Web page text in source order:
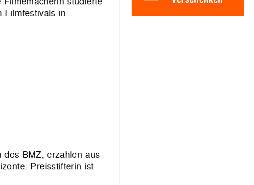
Filmfestivals in
des BMZ, erzählen aus
Preisstifterin ist